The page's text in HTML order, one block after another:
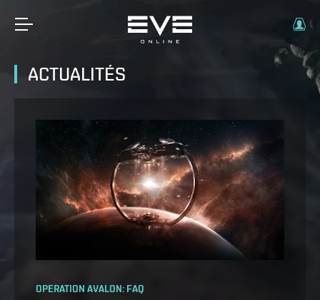
ACTUALITÉS
OPERATION AVALON: FAQ
THE CRADLE OF WAR EXPANSION IS HERE